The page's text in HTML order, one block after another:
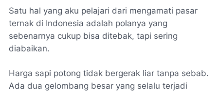
Satu hal yang aku pelajari dari mengamati pasar
ternak di Indonesia adalah polanya yang
sebenarnya cukup bisa ditebak, tapi sering
diabaikan.
Harga sapi potong tidak bergerak liar tanpa sebab.
Ada dua gelombang besar yang selalu terjadi